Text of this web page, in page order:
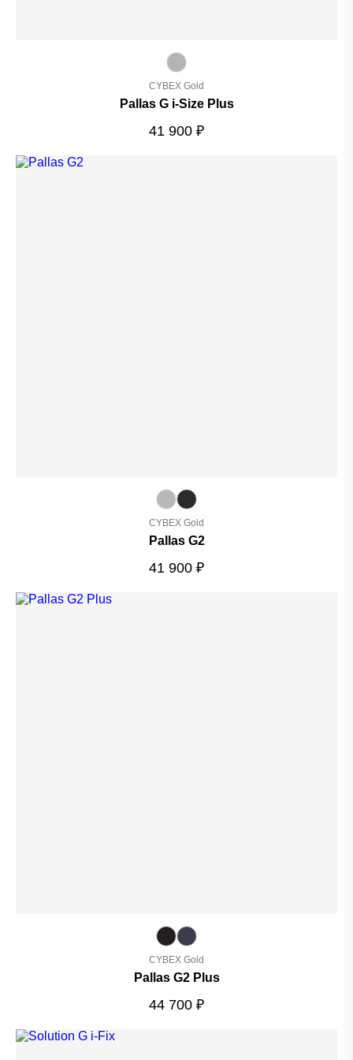
CYBEX Gold
Pallas G i-Size Plus
41 900 ₽
CYBEX Gold
Pallas G2
41 900 ₽
CYBEX Gold
Pallas G2 Plus
44 700 ₽